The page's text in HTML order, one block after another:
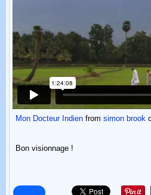
Mon Docteur Indien from simon brook
Bon visionnage !